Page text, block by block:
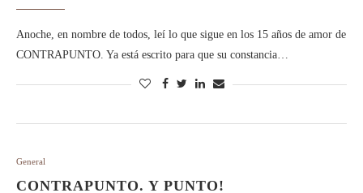
Anoche, en nombre de todos, leí lo que sigue en los 15 años de amor de
CONTRAPUNTO. Ya está escrito para que su constancia…
General
CONTRAPUNTO. Y PUNTO!